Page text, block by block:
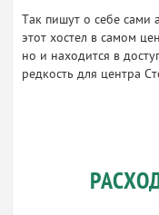
Так пишут о себе сами
этот хостел в самом
но и находится в
редкость для центра